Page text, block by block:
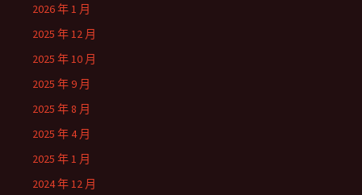
2026 年 1 月
2025 年 12 月
2025 年 10 月
2025 年 9 月
2025 年 8 月
2025 年 4 月
2025 年 1 月
2024 年 12 月